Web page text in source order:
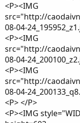
<P><IMG
src="http://
08-04-
<P><IMG
src="http://
08-04-
<P><IMG
src="http://
08-04-
<P> </P>
<P><IMG